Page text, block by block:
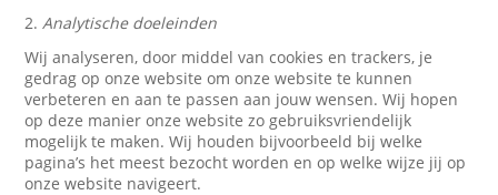
2.Analytische doeleinden
Wij analyseren, door middel van cookies en trackers, je
gedrag op onze website om onze website te kunnen
verbeteren en aan te passen aan jouw wensen. Wij hopen
op deze manier onze website zo gebruiksvriendelijk
mogelijk te maken. Wij houden bijvoorbeeld bij welke
pagina’s het meest bezocht worden en op welke wijze jij op
onze website navigeert.